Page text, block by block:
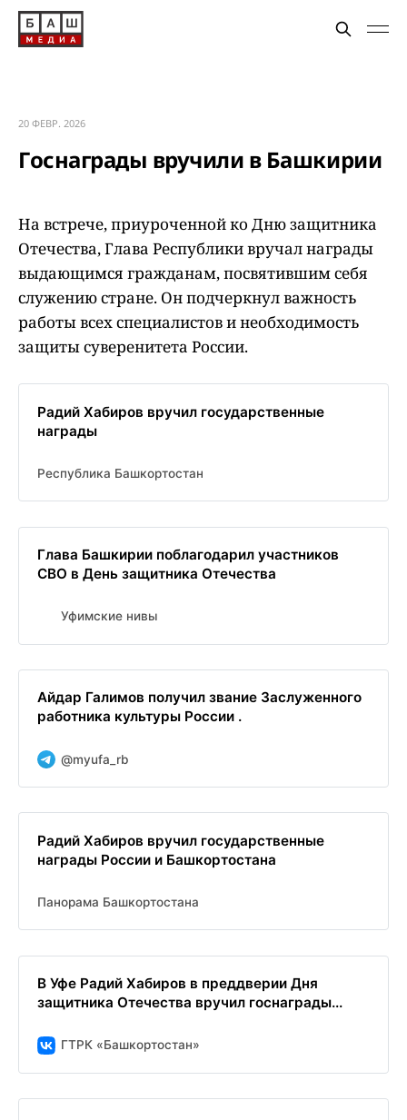
20 ФЕВР. 2026
Госнаграды вручили в Башкирии
На встрече, приуроченной ко Дню защитника
Отечества, Глава Республики вручал награды
выдающимся гражданам, посвятившим себя
служению стране. Он подчеркнул важность
работы всех специалистов и необходимость
защиты суверенитета России.
Радий Хабиров вручил государственные
награды
Республика Башкортостан
Глава Башкирии поблагодарил участников
СВО в День защитника Отечества
Уфимские нивы
Айдар Галимов получил звание Заслуженного
работника культуры России .
@myufa_rb
Радий Хабиров вручил государственные
награды России и Башкортостана
Панорама Башкортостана
В Уфе Радий Хабиров в преддверии Дня
защитника Отечества вручил госнаграды...
ГТРК «Башкортостан»